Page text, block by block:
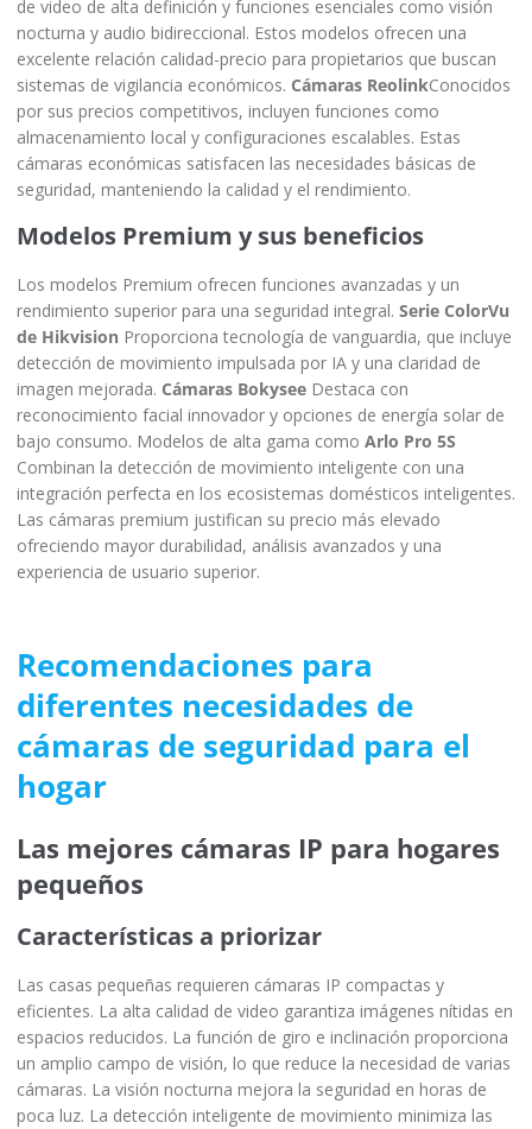
de video de alta definición y funciones esenciales como visión
nocturna y audio bidireccional. Estos modelos ofrecen una
excelente relación calidad-precio para propietarios que buscan
sistemas de vigilancia económicos. Cámaras ReolinkConocidos
por sus precios competitivos, incluyen funciones como
almacenamiento local y configuraciones escalables. Estas
cámaras económicas satisfacen las necesidades básicas de
seguridad, manteniendo la calidad y el rendimiento.
Modelos Premium y sus beneficios
Los modelos Premium ofrecen funciones avanzadas y un
rendimiento superior para una seguridad integral. Serie ColorVu
de Hikvision Proporciona tecnología de vanguardia, que incluye
detección de movimiento impulsada por IA y una claridad de
imagen mejorada. Cámaras Bokysee Destaca con
reconocimiento facial innovador y opciones de energía solar de
bajo consumo. Modelos de alta gama como Arlo Pro 5S
Combinan la detección de movimiento inteligente con una
integración perfecta en los ecosistemas domésticos inteligentes.
Las cámaras premium justifican su precio más elevado
ofreciendo mayor durabilidad, análisis avanzados y una
experiencia de usuario superior.
Recomendaciones para
diferentes necesidades de
cámaras de seguridad para el
hogar
Las mejores cámaras IP para hogares
pequeños
Características a priorizar
Las casas pequeñas requieren cámaras IP compactas y
eficientes. La alta calidad de video garantiza imágenes nítidas en
espacios reducidos. La función de giro e inclinación proporciona
un amplio campo de visión, lo que reduce la necesidad de varias
cámaras. La visión nocturna mejora la seguridad en horas de
poca luz. La detección inteligente de movimiento minimiza las